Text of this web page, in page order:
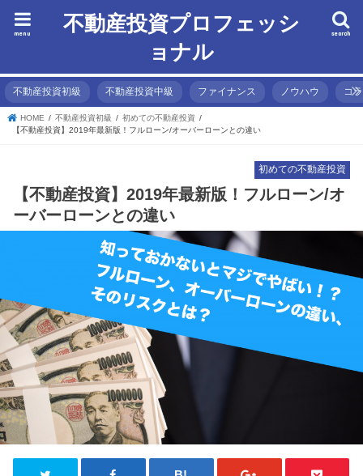
不動産投資プロフェッシ
ョナル
search
menu
不動産投資初級 不動産投資中級 ファイナンス ノウハウ コ
HOME 不動産投資初級
初めての不動産投資
【不動産投資】2019年最新版！フルローン/オーバーローンとの違い
初めての不動産投資
【不動産投資】2019年最新版！フルローン/オ
ーバーローンとの違い